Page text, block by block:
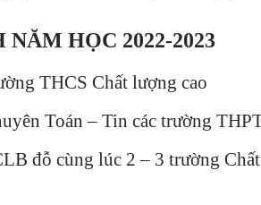
HỌC 2022-2023
THCS Chất lượng cao
Toán – Tin các trường
đỗ cùng lúc 2 – 3 trường